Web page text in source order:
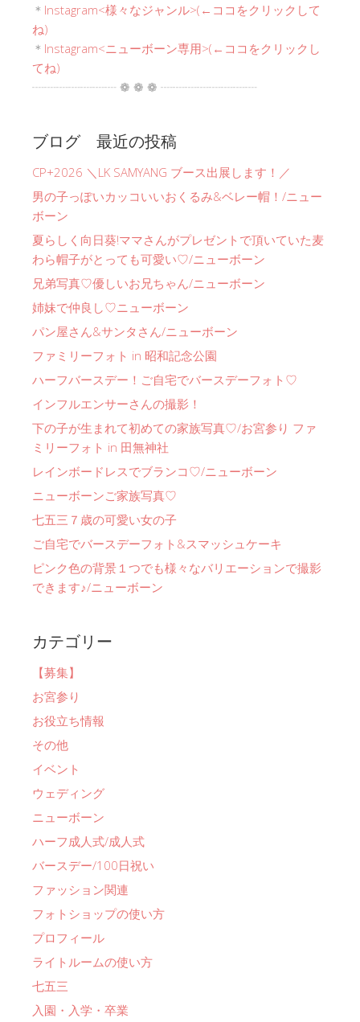
＊ Instagram<様々なジャンル>(←ココをクリックして
ね)
＊ Instagram<ニューボーン専用>(←ココをクリックし
てね)
┈┈┈┈┈┈┈ ❁ ❁ ❁ ┈┈┈┈┈┈┈┈
ブログ 最近の投稿
CP+2026 ＼LK SAMYANG ブース出展します！／
男の子っぽいカッコいいおくるみ&ベレー帽！/ニュー
ボーン
夏らしく向日葵!ママさんがプレゼントで頂いていた麦
わら帽子がとっても可愛い♡/ニューボーン
兄弟写真♡優しいお兄ちゃん/ニューボーン
姉妹で仲良し♡ニューボーン
パン屋さん&サンタさん/ニューボーン
ファミリーフォト in 昭和記念公園
ハーフバースデー！ご自宅でバースデーフォト♡
インフルエンサーさんの撮影！
下の子が生まれて初めての家族写真♡/お宮参り ファ
ミリーフォト in 田無神社
レインボードレスでブランコ♡/ニューボーン
ニューボーンご家族写真♡
七五三７歳の可愛い女の子
ご自宅でバースデーフォト&スマッシュケーキ
ピンク色の背景１つでも様々なバリエーションで撮影
できます♪/ニューボーン
カテゴリー
【募集】
お宮参り
お役立ち情報
その他
イベント
ウェディング
ニューボーン
ハーフ成人式/成人式
バースデー/100日祝い
ファッション関連
フォトショップの使い方
プロフィール
ライトルームの使い方
七五三
入園・入学・卒業